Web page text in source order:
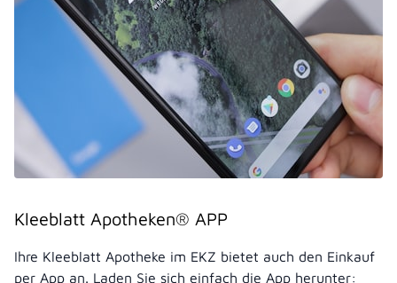
Kleeblatt Apotheken® APP
Ihre Kleeblatt Apotheke im EKZ bietet auch den Einkauf
per App an. Laden Sie sich einfach die App herunter: